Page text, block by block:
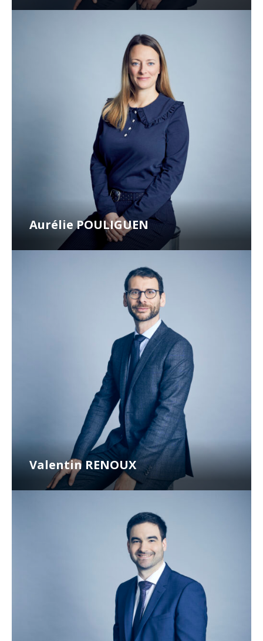
Aurélie POULIGUEN
Valentin RENOUX